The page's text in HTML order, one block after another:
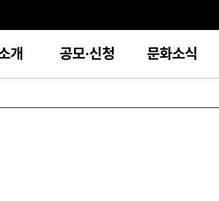
개 공모·신청 문화소식